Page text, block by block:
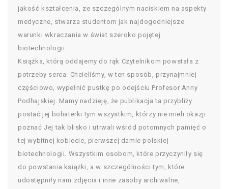
jakość kształcenia, ze szczególnym naciskiem na aspekty
medyczne, stwarza studentom jak najdogodniejsze
warunki wkraczania w świat szeroko pojętej
biotechnologii.
Książka, którą oddajemy do rąk Czytelnikom powstała z
potrzeby serca. Chcieliśmy, w ten sposób, przynajmniej
częściowo, wypełnić pustkę po odejściu Profesor Anny
Podhajskiej. Mamy nadzieję, że publikacja ta przybliży
postać jej bohaterki tym wszystkim, którzy nie mieli okazji
poznać Jej tak blisko i utrwali wśród potomnych pamięć o
tej wybitnej kobiecie, pierwszej damie polskiej
biotechnologii. Wszystkim osobom, które przyczyniły się
do powstania książki, a w szczególności tym, które
udostępniły nam zdjęcia i inne zasoby archiwalne,